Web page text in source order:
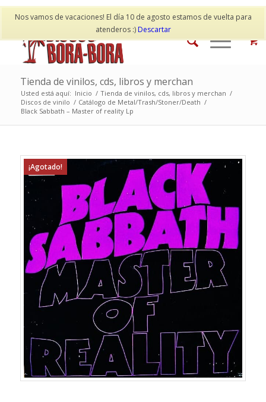
Nos vamos de vacaciones! El día 10 de agosto estamos de vuelta para
atenderos :)Descartar
Mi cuenta Contacto
Tienda de vinilos, cds, libros y merchan
Usted está aquí: Inicio / Tienda de vinilos, cds, libros y merchan /
Discos de vinilo / Catálogo de Metal/Trash/Stoner/Death /
Black Sabbath – Master of reality Lp
¡Agotado!